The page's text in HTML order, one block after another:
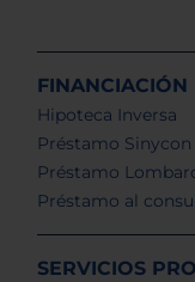
FINANCIACIÓN
Hipoteca Inversa
Préstamo Sinycon
Préstamo
Préstamo al
SERVICIOS